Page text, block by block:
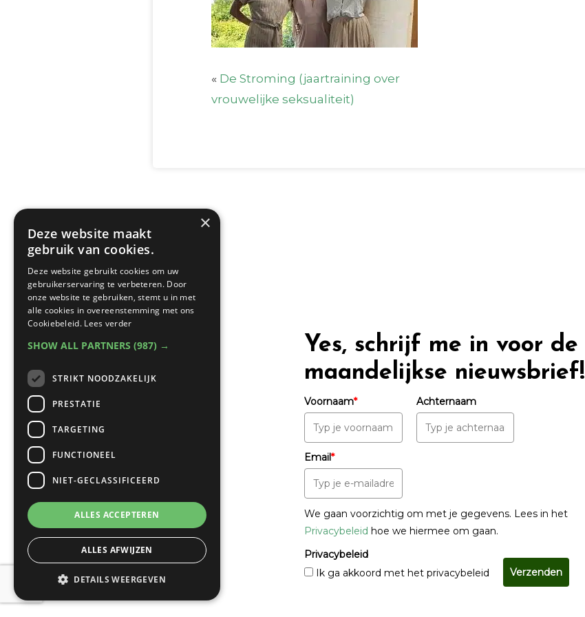
« De Stroming (jaartraining over
vrouwelijke seksualiteit)
Yes, schrijf me in voor de
maandelijkse nieuwsbrief!
Voornaam* Achternaam
Email*
We gaan voorzichtig om met je gegevens. Lees in het
Privacybeleid hoe we hiermee om gaan.
Privacybeleid
Ik ga akkoord met het privacybeleid
Verzenden
×
Deze website maakt
gebruik van cookies.
Deze website gebruikt cookies om uw
gebruikerservaring te verbeteren. Door
onze website te gebruiken, stemt u in met
alle cookies in overeenstemming met ons
Cookiebeleid. Lees verder
SHOW ALL PARTNERS (987) →
STRIKT NOODZAKELIJK
PRESTATIE
TARGETING
FUNCTIONEEL
NIET-GECLASSIFICEERD
ALLES ACCEPTEREN
ALLES AFWIJZEN
DETAILS WEERGEVEN